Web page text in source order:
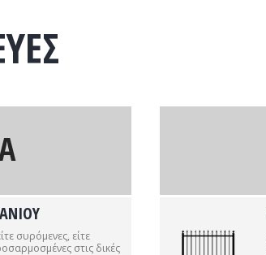
συρόμενες, είτε
στις δικές